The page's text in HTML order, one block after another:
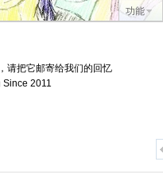
功能
请把它邮寄给我们的回忆
Since 2011